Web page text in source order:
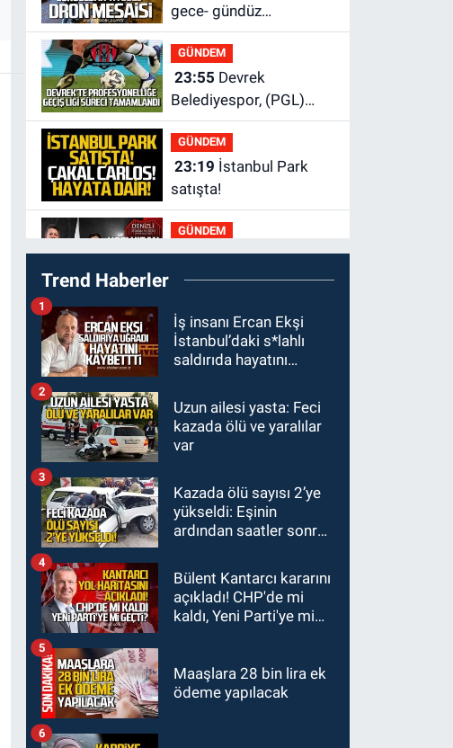
gece- gündüz
ekiplerden dron destekli
denetim.
GÜNDEM
23:55
Belediyespor, (PGL)
sürecini resmi olarak
tamamladı
GÜNDEM
23:19
satışta!
GÜNDEM
23:05Kozlu
Belediyespor'dan
GÜNDEM
22:33Zonguldak TSO
önemli etkinliğe ev
GÜNDEM
22:119 yaşındaki
Burak Keskintığ için acil
ihtiyaç var
GÜNDEM
21:50Yoldan çıktı karşı
şeride fırladı: Çok
Trend Haberler
İş insanı Ercan Ekşi
İstanbul’daki s*lahlı
saldırıda hayatını
1
Uzun ailesi yasta: Feci
kazada ölü ve yaralılar
var
2
Kazada ölü sayısı 2’ye
yükseldi: Eşinin
ardından saatler sonra
kaybetti
3
Bülent Kantarcı kararını
açıkladı! CHP'de mi
kaldı, Yeni Parti'ye mi
4
Maaşlara 28 bin lira ek
ödeme yapılacak
5
6